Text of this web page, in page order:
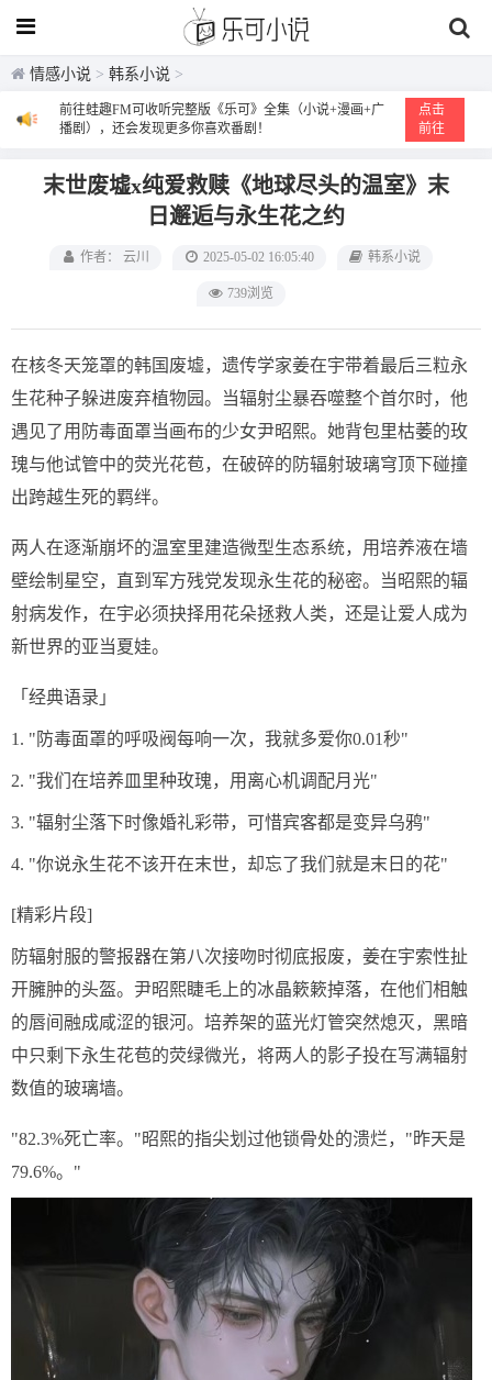
情感小说 > 韩系小说 >
前往蛙趣FM可收听完整版《乐可》全集（小说+漫画+广
播剧），还会发现更多你喜欢番剧！
点击
前往
末世废墟x纯爱救赎《地球尽头的温室》末
日邂逅与永生花之约
作者： 云川 2025-05-02 16:05:40 韩系小说
739浏览
在核冬天笼罩的韩国废墟，遗传学家姜在宇带着最后三粒永
生花种子躲进废弃植物园。当辐射尘暴吞噬整个首尔时，他
遇见了用防毒面罩当画布的少女尹昭熙。她背包里枯萎的玫
瑰与他试管中的荧光花苞，在破碎的防辐射玻璃穹顶下碰撞
出跨越生死的羁绊。
两人在逐渐崩坏的温室里建造微型生态系统，用培养液在墙
壁绘制星空，直到军方残党发现永生花的秘密。当昭熙的辐
射病发作，在宇必须抉择用花朵拯救人类，还是让爱人成为
新世界的亚当夏娃。
「经典语录」
1. "防毒面罩的呼吸阀每响一次，我就多爱你0.01秒"
2. "我们在培养皿里种玫瑰，用离心机调配月光"
3. "辐射尘落下时像婚礼彩带，可惜宾客都是变异乌鸦"
4. "你说永生花不该开在末世，却忘了我们就是末日的花"
[精彩片段]
防辐射服的警报器在第八次接吻时彻底报废，姜在宇索性扯
开臃肿的头盔。尹昭熙睫毛上的冰晶簌簌掉落，在他们相触
的唇间融成咸涩的银河。培养架的蓝光灯管突然熄灭，黑暗
中只剩下永生花苞的荧绿微光，将两人的影子投在写满辐射
数值的玻璃墙。
"82.3%死亡率。"昭熙的指尖划过他锁骨处的溃烂，"昨天是
79.6%。"